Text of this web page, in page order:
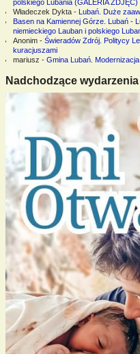
polskiego Lubania (GALERIA ZDJĘĆ)
Władeczek Dykta- Lubań. Duże
Basen na Kamiennej Górze. Lubań-
niemieckiego Lauban i polskiego
Anonim- Świeradów Zdrój. Politycy
kuracjuszami
mariusz - Gmina Lubań.
Nadchodzące wydarzenia